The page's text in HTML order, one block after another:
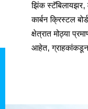
झिंक स्टॅबिलायझर,
कार्बन क्रिस्टल
क्षेत्रात मोठ्या
आहेत, ग्राहकांकडून